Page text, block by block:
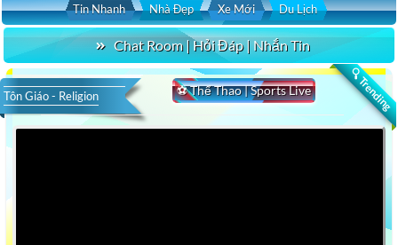
Tin Nhanh Nhà Đẹp Xe Mới Du Lịch
Chat Room | Hỏi Đáp | Nhắn Tin
🔍 Trending
⚽ Thể Thao | Sports Live
Tôn Giáo - Religion